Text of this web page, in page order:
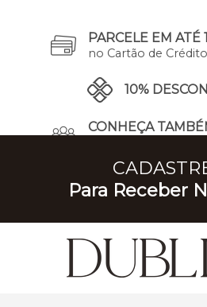
PARCELE EM ATÉ
no Cartão de Crédito
10%
CONHEÇA
Para Receber